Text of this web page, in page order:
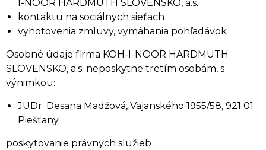
I-NOOR HARDMUTH SLOVENSKO, a.s.
kontaktu na sociálnych sieťach
vyhotovenia zmluvy, vymáhania pohľadávok
Osobné údaje firma KOH-I-NOOR HARDMUTH
SLOVENSKO, a.s. neposkytne tretím osobám, s
výnimkou:
JUDr. Desana Madžová, Vajanského 1955/58, 921 01
Piešťany
poskytovanie právnych služieb